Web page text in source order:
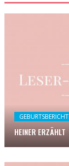
HEINER ERZÄHLT